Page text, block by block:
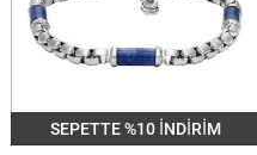
SEPETTE %10 İNDİRİM